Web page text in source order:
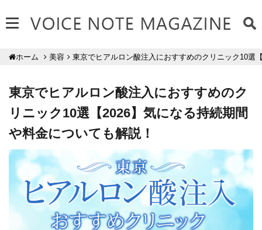
ホーム 美容 東京でヒアルロン酸注入におすすめのクリニック10選
東京でヒアルロン酸注入におすすめのク
リニック10選【2026】気になる持続期間
や料金についても解説！